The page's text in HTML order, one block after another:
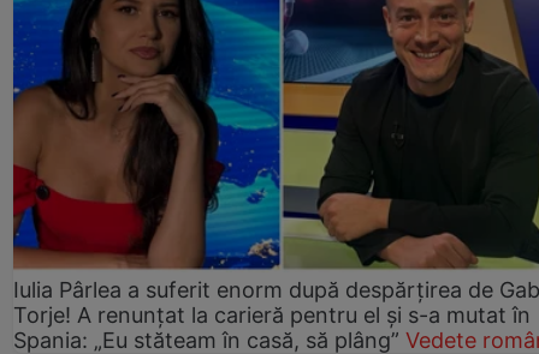
Iulia Pârlea a suferit enorm după despărțirea de
Torje! A renunțat la carieră pentru el și s-a mutat în
Spania: „Eu stăteam în casă, să plâng” Vedete